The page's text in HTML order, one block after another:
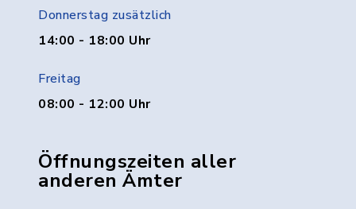
Donnerstag zusätzlich
14:00 - 18:00 Uhr
Freitag
08:00 - 12:00 Uhr
Öffnungszeiten aller
anderen Ämter